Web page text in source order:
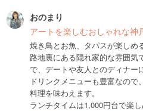
おのまり
アートを楽しむおしゃれな神
焼き鳥とお魚、タパスが楽しめ
路地裏にある隠れ家的な雰囲気
で、デートや友人とのディナー
ドリンクメニューも豊富なの
料理を味わえます。
ランチタイムは1,000円台で楽し